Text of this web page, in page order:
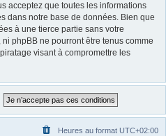
acceptez que toutes les informations
dans notre base de données. Bien que
à une tierce partie sans votre
phpBB ne pourront être tenus comme
visant à compromettre les
Heures au format UTC+02:00